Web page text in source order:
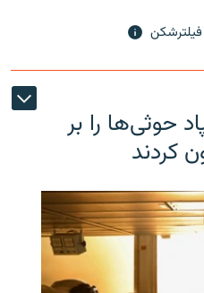
حوثی‌ها را بر
کردند